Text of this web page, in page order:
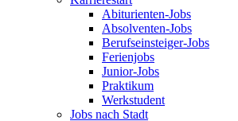
Abiturienten-Jobs
Absolventen-Jobs
Berufseinsteiger-Jobs
Ferienjobs
Junior-Jobs
Praktikum
Werkstudent
Jobs nach Stadt